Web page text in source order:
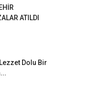
ATILDI
Dolu Bir